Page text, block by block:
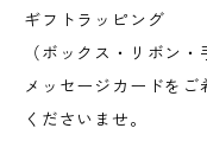
ギフトラッピング
（ボックス・リボン
メッセージカードを
くださいませ。